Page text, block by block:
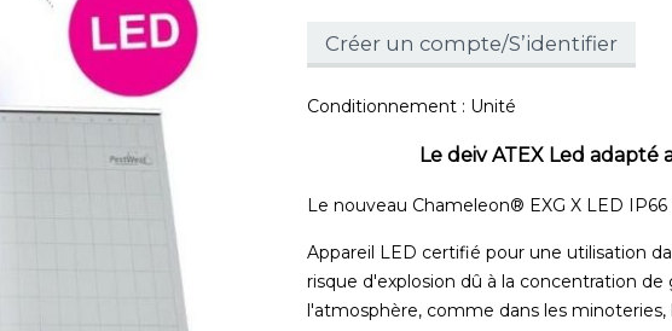
Créer un compte/S’identifier
Conditionnement : Unité
Le deiv ATEX Led adapté
Le nouveau Chameleon® EXG X LED
Appareil LED certifié pour une utilisation
risque d'explosion dû à la concentration de
l'atmosphère, comme dans les minoteries,